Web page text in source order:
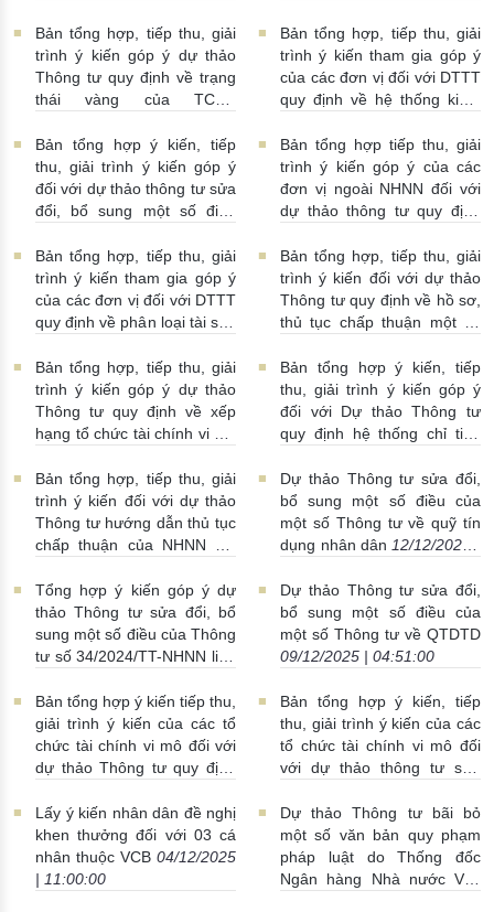
mua cổ phần của TCTD
29/12/2025 | 11:38:00
NHNN do Thống đốc NHNN
ban hành
29/12/2025 |
03:55:00
Bản tổng hợp, tiếp thu, giải
trình ý kiến góp ý dự thảo
Thông tư quy định về trạng
thái vàng của TCTD
Bản tổng hợp, tiếp thu, giải
trình ý kiến tham gia góp ý
của các đơn vị đối với DTTT
quy định về hệ thống kiểm
thương mại, chi nhánh ngân
hàng nước ngoài
26/12/2025 | 11:15:00
Bản tổng hợp ý kiến, tiếp
thu, giải trình ý kiến góp ý
đối với dự thảo thông tư sửa
đổi, bổ sung một số điều
tín dụng nhân dân
25/12/2025 | 02:15:00
Bản tổng hợp tiếp thu, giải
trình ý kiến góp ý của các
đơn vị ngoài NHNN đối với
dự thảo thông tư quy định
chấp thuận những thay đổi,
danh sách dự kiến bầu, bổ
nhiệm nhân sự của tổ chức
tín dụng là hợp tác xã
Bản tổng hợp, tiếp thu, giải
trình ý kiến tham gia góp ý
của các đơn vị đối với DTTT
quy định về phân loại tài sản
Ngân hàng Phát triển Việt
Nam 22/12/2025 | 09:19:00
Bản tổng hợp, tiếp thu, giải
trình ý kiến đối với dự thảo
Thông tư quy định về hồ sơ,
thủ tục chấp thuận một số
thương mại, chi nhánh ngân
hàng nước ngoài
19/12/2025 | 16:00:00
Bản tổng hợp, tiếp thu, giải
trình ý kiến góp ý dự thảo
Thông tư quy định về xếp
hạng tổ chức tài chính vi mô
Bản tổng hợp ý kiến, tiếp
thu, giải trình ý kiến góp ý
đối với Dự thảo Thông tư
quy định hệ thống chỉ tiêu
19/12/2025 | 04:34:00
Bản tổng hợp, tiếp thu, giải
trình ý kiến đối với dự thảo
Thông tư hướng dẫn thủ tục
chấp thuận của NHNN đối
trên thị trường chứng khoán
nước ngoài của TCTD cổ
phần 16/12/2025 | 11:29:00
Dự thảo Thông tư sửa đổi,
bổ sung một số điều của
một số Thông tư về quỹ tín
dụng nhân dân 12/12/2025 |
Tổng hợp ý kiến góp ý dự
thảo Thông tư sửa đổi, bổ
sung một số điều của Thông
tư số 34/2024/TT-NHNN liên
hệ thống thanh toán quốc tế
của NHTM, chi nhánh
NHNNg
12/12/2025 |
05:47:00
Dự thảo Thông tư sửa đổi,
bổ sung một số điều của
một số Thông tư về QTDTD
09/12/2025 | 04:51:00
Bản tổng hợp ý kiến tiếp thu,
giải trình ý kiến của các tổ
chức tài chính vi mô đối với
dự thảo Thông tư quy định
an toàn trong hoạt động của
tổ chức tài chính vi mô
05/12/2025 | 10:33:00
Bản tổng hợp ý kiến, tiếp
thu, giải trình ý kiến của các
tổ chức tài chính vi mô đối
với dự thảo thông tư sửa
19/2025/TT-NHNN
04/12/2025 | 12:00:00
Lấy ý kiến nhân dân đề nghị
khen thưởng đối với 03 cá
nhân thuộc VCB 04/12/2025
| 11:00:00
Dự thảo Thông tư bãi bỏ
một số văn bản quy phạm
pháp luật do Thống đốc
Ngân hàng Nhà nước Việt